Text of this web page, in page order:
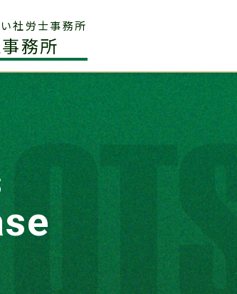
社労士事務所
務所